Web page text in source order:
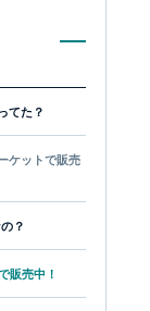
てた？
ケットで販売
？
販売中！